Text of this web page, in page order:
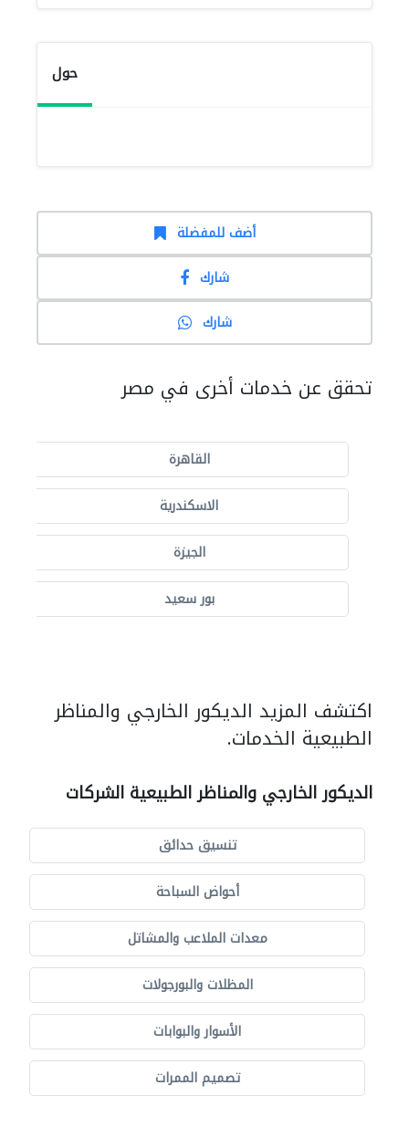
حول
أضف للمفضلة
شارك
شارك
تحقق عن خدمات أخرى في مصر
القاهرة
الاسكندرية
الجيزة
بور سعيد
اكتشف المزيد الديكور الخارجي والمناظر
الطبيعية الخدمات.
الديكور الخارجي والمناظر الطبيعية الشركات
تنسيق حدائق
أحواض السباحة
معدات الملاعب والمشاتل
المظلات والبورجولات
الأسوار والبوابات
تصميم الممرات